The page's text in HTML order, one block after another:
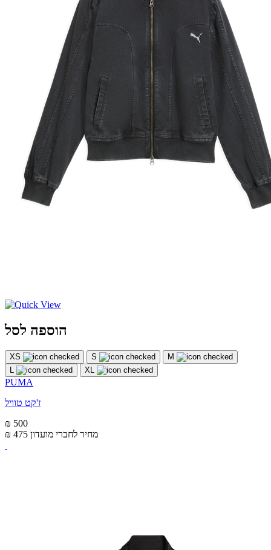
הוספה לסל
XS S
M
L
XL
PUMA
ז'קט טוויל
₪ 500
₪ 475 מחיר לחברי מועדון